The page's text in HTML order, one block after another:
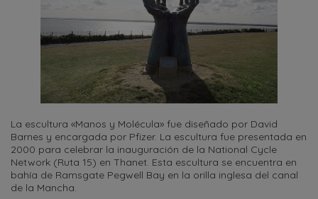
La escultura «Manos y Molécula» fue diseñado por David
Barnes y encargada por Pfizer. La escultura fue presentada en
2000 para celebrar la inauguración de la National Cycle
Network (Ruta 15) en Thanet. Esta escultura se encuentra en
bahía de Ramsgate Pegwell Bay en la orilla inglesa del canal
de la Mancha.